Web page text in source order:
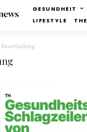
GESUNDHEIT
LIFESTYLE
Raumladung